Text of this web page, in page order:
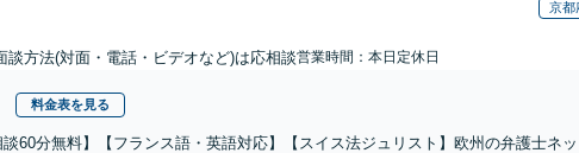
京都
談方法(対面・電話・ビデオなど)は応相談営業時間：本日定休日
料金表を見る
60分無料】【フランス語・英語対応】【スイス法ジュリスト】欧州の弁護士ネッ